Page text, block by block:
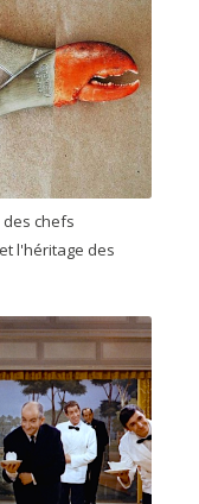
des chefs
l'héritage des